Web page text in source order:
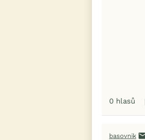
0 hlasů
basovnik